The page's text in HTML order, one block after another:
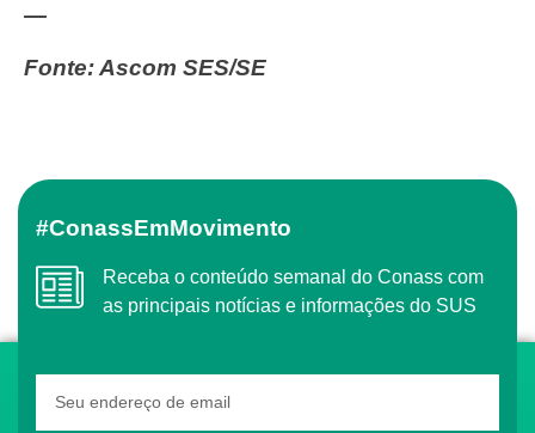
—
Fonte: Ascom SES/SE
#ConassEmMovimento
Receba o conteúdo semanal do Conass com
as principais notícias e informações do SUS